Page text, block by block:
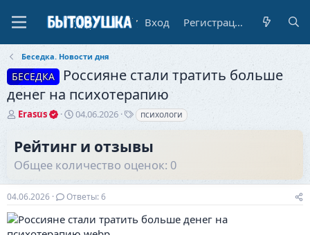
Вход Регистрация
Беседка. Новости дня
БЕСЕДКА
Россияне стали тратить больше
денег на психотерапию
А
о
р
е
м
ы
Erasus
Д
н
ч
а
а
04.06.2026
Т
и
психологи
Рейтинг и отзывы
Общее количество оценок: 0
04.06.2026 Ответы: 6